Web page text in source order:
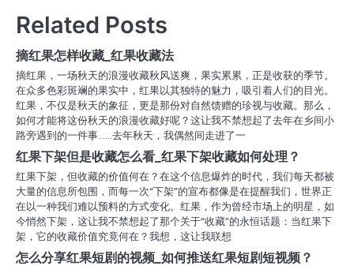
导
航
Related Posts
摘红果怎样收藏_红果收藏法
摘红果，一场秋天的浪漫收藏秋风送爽，果实累累，正是收获的季节。
在众多色彩斑斓的果实中，红果以其独特的魅力，吸引着人们的目光。
红果，不仅是秋天的象征，更是那份对自然馈赠的珍视与收藏。那么，
如何才能将这份秋天的浪漫收藏好呢？这让我不禁想起了去年在乡间小
路旁遇到的一件事……去年秋天，我偶然间走进了一
红果下架但是收藏怎么看_红果下架收藏如何处理？
红果下架，但收藏的价值何在？在这个信息爆炸的时代，我们每天都被
大量的信息所包围，而每一次“下架”的宣布都像是在提醒我们，世界正
在以一种我们难以预料的方式变化。红果，作为曾经市场上的明星，如
今悄然下架，这让我不禁想起了那个关于“收藏”的永恒话题：当红果下
架，它的收藏价值究竟何在？我想，这让我联想
怎么分享红果短剧的视频_如何推送红果短剧短视频？